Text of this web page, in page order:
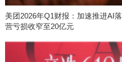
美团2026年Q1财报：加速推进AI
营亏损收窄至20亿元